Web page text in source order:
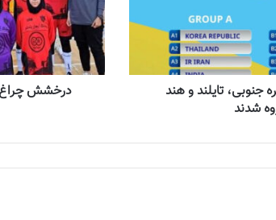
جنوبی، تایلند و هند
شدند
درخشش چراغ